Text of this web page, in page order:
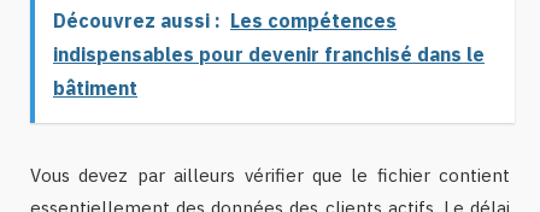
Découvrez aussi : Les compétences
indispensables pour devenir franchisé dans le
bâtiment
Vous devez par ailleurs vérifier que le fichier contient